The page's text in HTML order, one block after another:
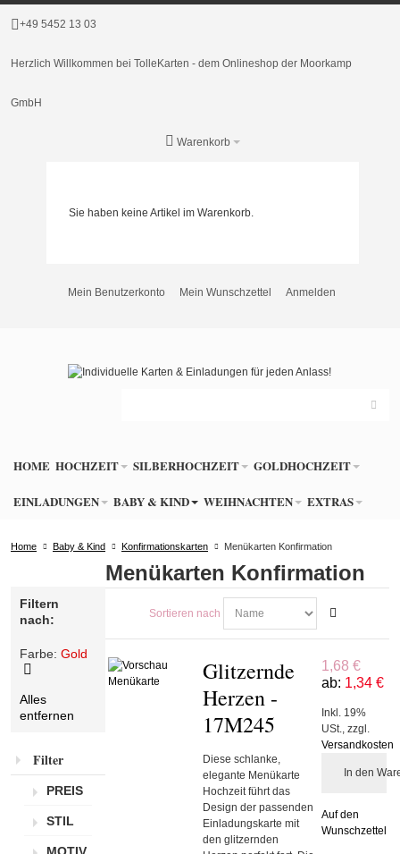
+49 5452 13 03
Herzlich Willkommen bei TolleKarten - dem Onlineshop der Moorkamp
GmbH
Warenkorb
Sie haben keine Artikel im Warenkorb.
Mein Benutzerkonto Mein Wunschzettel Anmelden
HOME HOCHZEIT SILBERHOCHZEIT GOLDHOCHZEIT
EINLADUNGEN BABY & KIND WEIHNACHTEN EXTRAS
Home Baby & Kind Konfirmationskarten Menükarten Konfirmation
Menükarten Konfirmation
Sortieren nach
Glitzernde
Herzen -
17M245
Diese schlanke,
elegante Menükarte
Hochzeit führt das
Design der passenden
Einladungskarte mit
den glitzernden
1,68 €
ab: 1,34 €
Inkl. 19%
USt., zzgl.
Versandkosten
In den
Auf den
Wunschzettel
Filtern
nach:
Farbe: Gold
Artikel
entfernen
Alles
entfernen
Filter
PREIS
STIL